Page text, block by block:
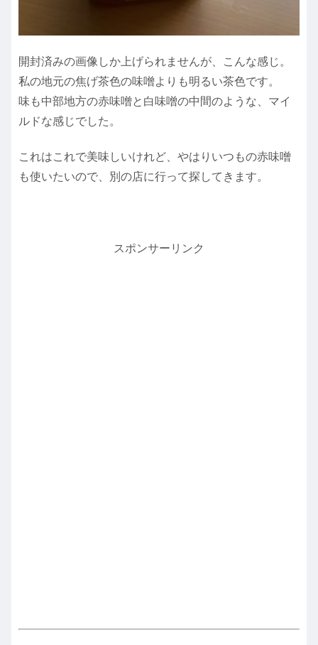
開封済みの画像しか上げられませんが、こんな感じ。
私の地元の焦げ茶色の味噌よりも明るい茶色です。
味も中部地方の赤味噌と白味噌の中間のような、マイ
ルドな感じでした。
これはこれで美味しいけれど、やはりいつもの赤味噌
も使いたいので、別の店に行って探してきます。
スポンサーリンク